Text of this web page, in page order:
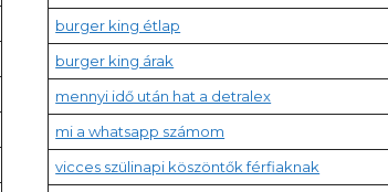
burger king étlap
burger king árak
mennyi idő után hat a detralex
mi a whatsapp számom
vicces szülinapi köszöntők férfiaknak